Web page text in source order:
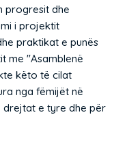
progresit dhe
i projektit
praktikat e punës
me "Asamblenë
këto të cilat
nga fëmijët në
e tyre dhe për